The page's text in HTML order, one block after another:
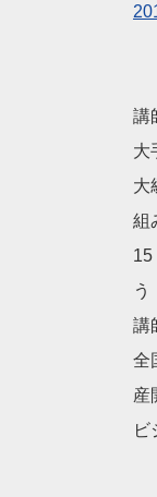
講
大
大
組
う
講
全
産
ビ